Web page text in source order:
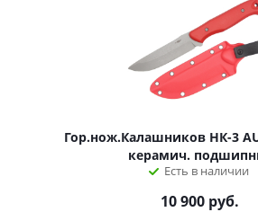
Гор.нож.Калашников НК-3
керамич.
Есть в наличии
10 900руб.